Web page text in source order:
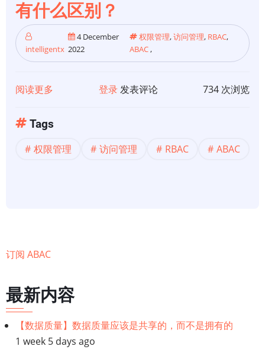
有什么区别？
intelligentx
4 December
2022
权限管理,访问管理, RBAC,
ABAC,
阅读更多
安
别？
登录发表评论 734 次浏览
Tags
权限管理 访问管理 RBAC ABAC
订阅 ABAC
最新内容
【数据质量】数据质量应该是共享的，而不是拥有的
1 week 5 days ago